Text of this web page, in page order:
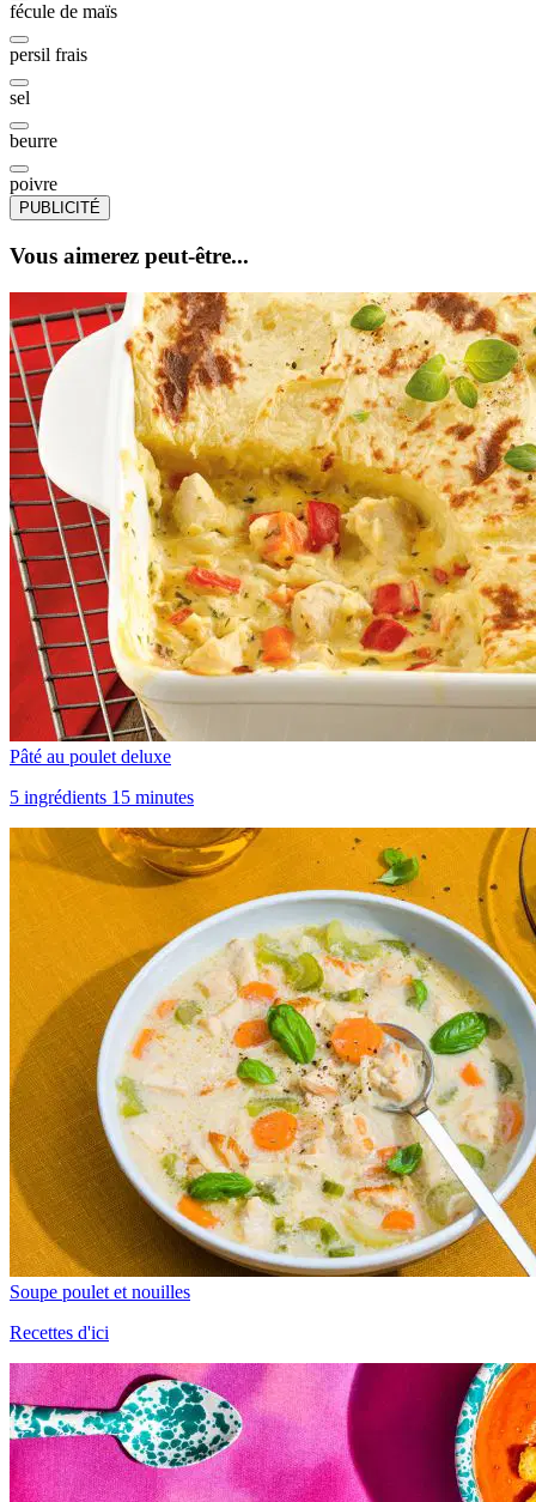
fécule de maïs
persil frais
sel
beurre
poivre
PUBLICITÉ
Vous aimerez peut-être...
Pâté au poulet deluxe
5 ingrédients 15 minutes
Soupe poulet et nouilles
Recettes d'ici